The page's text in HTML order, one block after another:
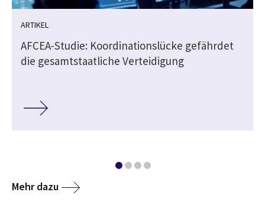
ARTIKEL
AFCEA-Studie: Koordinationslücke gefährdet
die gesamtstaatliche Verteidigung
Mehr dazu